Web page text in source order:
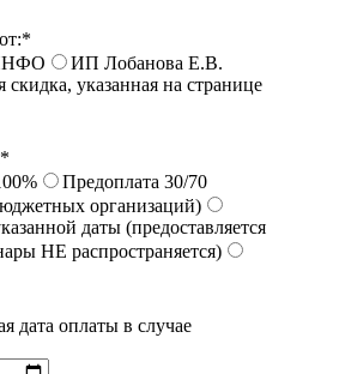
ИП Лобанова Е.В.
скидка, указанная на странице
Предоплата 30/70
организаций)
даты (предоставляется
НЕ распространяется)
дата оплаты в случае